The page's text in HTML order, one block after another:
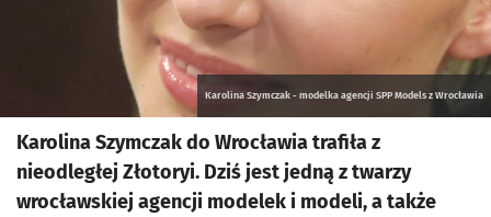
Karolina Szymczak - modelka agencji SPP Models z Wrocławia
Karolina Szymczak do Wrocławia trafiła z
nieodległej Złotoryi. Dziś jest jedną z twarzy
wrocławskiej agencji modelek i modeli, a także